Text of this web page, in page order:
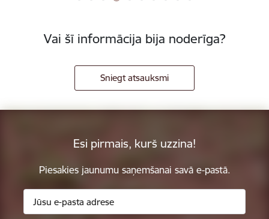
Vai šī informācija bija noderīga?
Sniegt atsauksmi
Esi pirmais, kurš uzzina!
Piesakies jaunumu saņemšanai savā e-pastā.